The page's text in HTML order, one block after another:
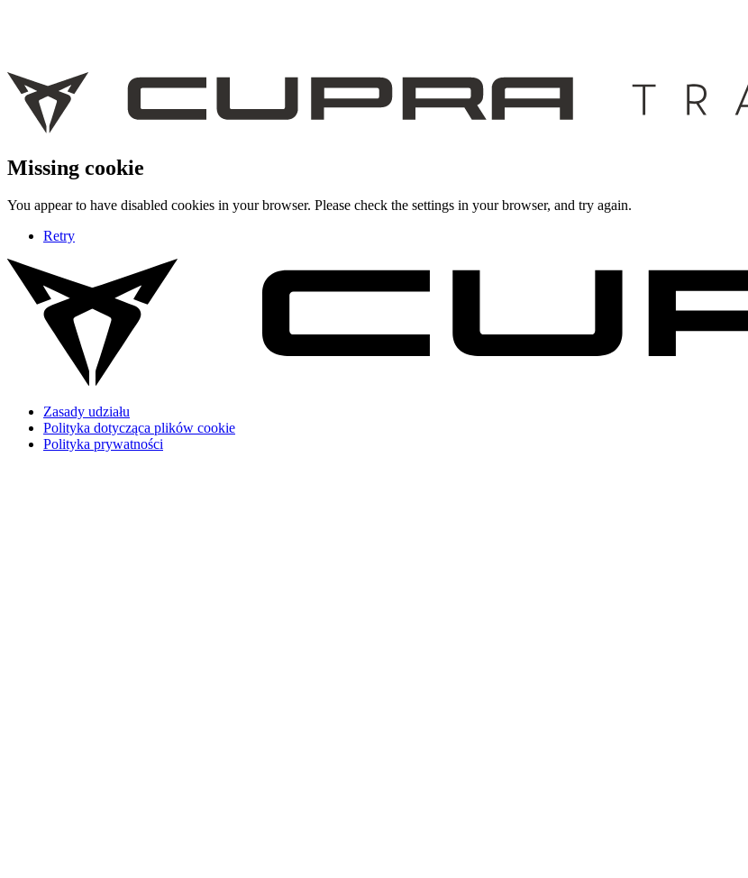
Missing cookie
You appear to have disabled cookies in your browser. Please check the settings in your browser, and try again.
Retry
Zasady udziału
Polityka dotycząca plików cookie
Polityka prywatności